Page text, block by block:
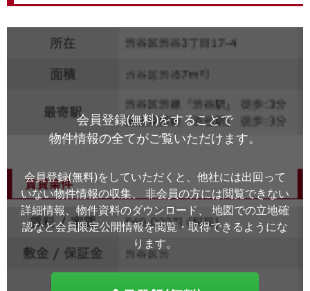
会員登録(無料)をすることで
物件情報の全てがご覧いただけます。
会員登録(無料)をしていただくと、他社には出回って
いない物件情報の収集、
非会員の方には閲覧できない
詳細情報、物件資料のダウンロード、
地図での立地確
認など会員限定公開情報を閲覧・取得できるようにな
ります。